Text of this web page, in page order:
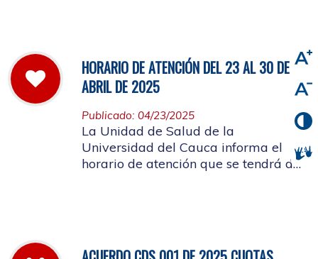
HORARIO DE ATENCIÓN DEL 23 AL 30 DE
ABRIL DE 2025
Publicado: 04/23/2025
La Unidad de Salud de la
Universidad del Cauca informa el
horario de atención que se tendrá del